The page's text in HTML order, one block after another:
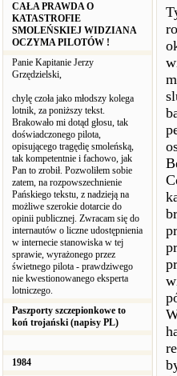
CAŁA PRAWDA O
KATASTROFIE
SMOLEŃSKIEJ WIDZIANA
OCZYMA PILOTÓW !
Panie Kapitanie Jerzy
Grzędzielski,
chylę czoła jako młodszy kolega
lotnik, za poniższy tekst.
Brakowało mi dotąd głosu, tak
doświadczonego pilota,
opisującego tragędię smoleńską,
tak kompetentnie i fachowo, jak
Pan to zrobił. Pozwoliłem sobie
zatem, na rozpowszechnienie
Pańskiego tekstu, z nadzieją na
możliwe szerokie dotarcie do
opinii publicznej. Zwracam się do
internautów o liczne udostępnienia
w internecie stanowiska w tej
sprawie, wyrażonego przez
świetnego pilota - prawdziwego
nie kwestionowanego eksperta
lotniczego.
Paszporty szczepionkowe to
koń trojański (napisy PL)
1984